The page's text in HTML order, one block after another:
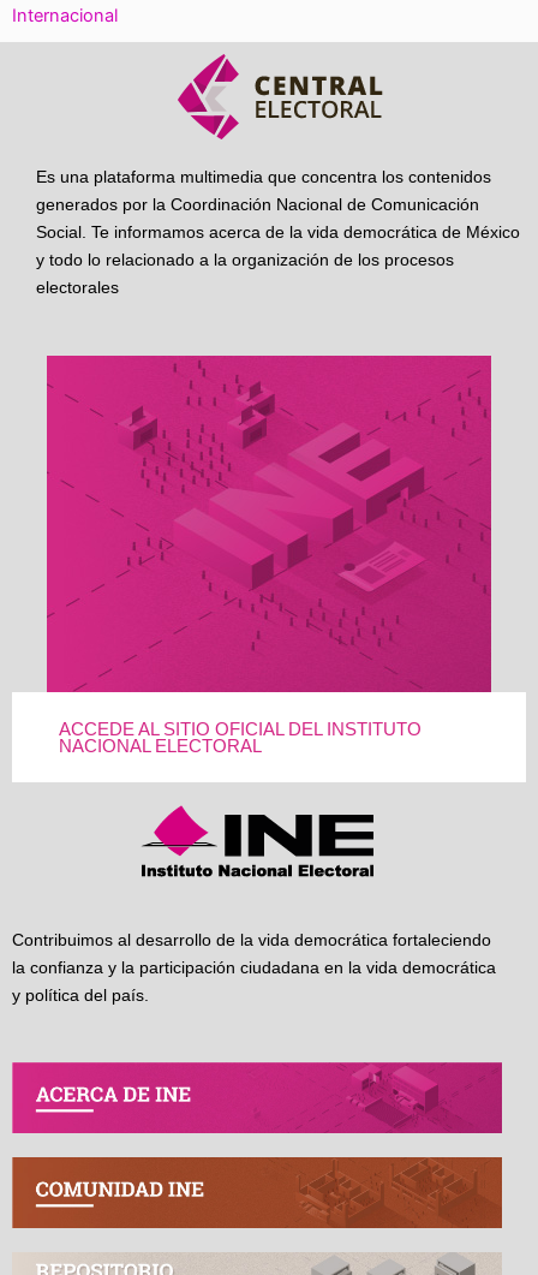
Internacional
Es una plataforma multimedia que concentra los contenidos
generados por la Coordinación Nacional de Comunicación
Social. Te informamos acerca de la vida democrática de México
y todo lo relacionado a la organización de los procesos
electorales
ACCEDE AL SITIO OFICIAL DEL INSTITUTO
NACIONAL ELECTORAL
Contribuimos al desarrollo de la vida democrática fortaleciendo
la confianza y la participación ciudadana en la vida democrática
y política del país.